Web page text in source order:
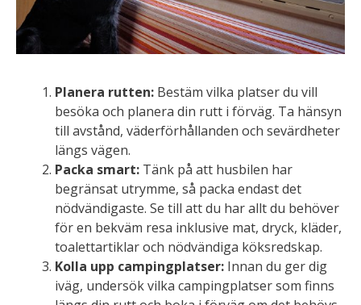
Planera rutten: Bestäm vilka platser du vill
besöka och planera din rutt i förväg. Ta hänsyn
till avstånd, väderförhållanden och sevärdheter
längs vägen.
Packa smart: Tänk på att husbilen har
begränsat utrymme, så packa endast det
nödvändigaste. Se till att du har allt du behöver
för en bekväm resa inklusive mat, dryck, kläder,
toalettartiklar och nödvändiga köksredskap.
Kolla upp campingplatser: Innan du ger dig
iväg, undersök vilka campingplatser som finns